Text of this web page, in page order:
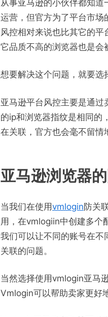
从事亚马逊的小伙伴都知
运营，但官方为了平台市场
风控相对来说也比其它的
它品质不高的浏览器也是会
想要解决这个问题，就要
亚马逊平台风控主要是通
的ip和浏览器指纹是相同的
在关联，官方也会毫不留情
亚马逊浏览器
当我们在使用vmlogin防关
用，在vmlogiin中创建多个
我们可以让不同的账号在
关联的问题。
当然选择使用vmlogin亚马
Vmlogin可以帮助卖家更好